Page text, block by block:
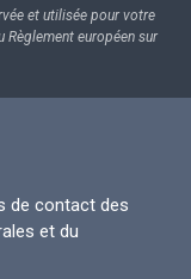
et utilisée pour votre
Règlement européen sur
de contact des
et du